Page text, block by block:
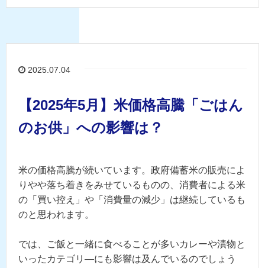
2025.07.04
【2025年5月】米価格高騰「ごはん
のお供」への影響は？
米の価格高騰が続いています。政府備蓄米の販売によ
りやや落ち着きをみせているものの、消費者による米
の「買い控え」や「消費量の減少」は継続しているも
のと思われます。
では、
ご飯と一緒に食べることが多いカレーや漬物と
いったカテゴリ―にも影響は及んでいるのでしょう